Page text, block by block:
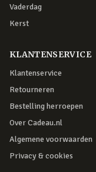
Vaderdag
Kerst
KLANTENSERVICE
Klantenservice
Retourneren
Bestelling herroepen
Over Cadeau.nl
Algemene voorwaarden
Privacy & cookies